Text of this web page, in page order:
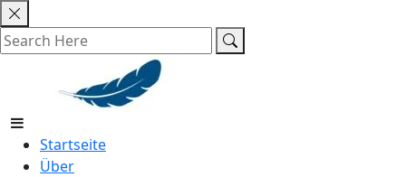
Skip
to
content
Startseite
Über